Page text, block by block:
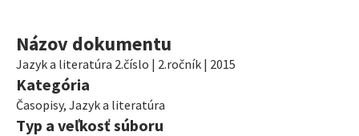
Názov dokumentu
Jazyk a literatúra 2.číslo | 2.ročník | 2015
Kategória
Časopisy, Jazyk a literatúra
Typ a veľkosť súboru